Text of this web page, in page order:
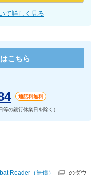
て詳しく見る
こちら
通話料無料
の銀行休業日を除く）
Reader（無償）
のダウ